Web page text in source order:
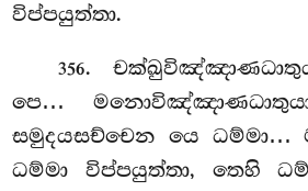
විප්පයුත්තා.
356.
පෙ…
සමුදයසච්චෙන යෙ ධම්මා…
ධම්මා විප්පයුත්තා, තෙහි